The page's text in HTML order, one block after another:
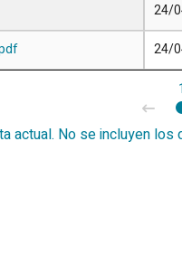
24/
24/
1
actual. No se incluyen